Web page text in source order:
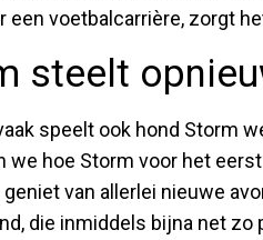
een voetbalcarrière, zorgt
steelt
speelt ook hond Storm
we hoe Storm voor het
geniet van allerlei nieuwe
die inmiddels bijna net